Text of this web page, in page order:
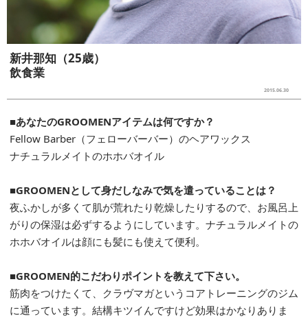
新井那知（25歳）
飲食業
2015.06.30
■あなたのGROOMENアイテムは何ですか？
Fellow Barber（フェローバーバー）のヘアワックス
ナチュラルメイトのホホバオイル
■GROOMENとして身だしなみで気を遣っていることは？
夜ふかしが多くて肌が荒れたり乾燥したりするので、お風呂上
がりの保湿は必ずするようにしています。ナチュラルメイトの
ホホバオイルは顔にも髪にも使えて便利。
■GROOMEN的こだわりポイントを教えて下さい。
筋肉をつけたくて、クラヴマガというコアトレーニングのジム
に通っています。結構キツイんですけど効果はかなりありま